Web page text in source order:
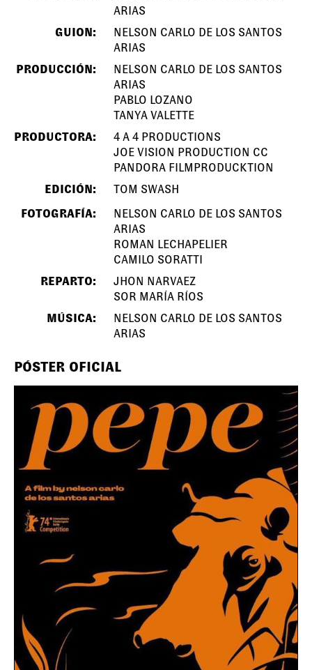
ARIAS
GUION:
NELSON CARLO DE LOS SANTOS
ARIAS
PRODUCCIÓN:
NELSON CARLO DE LOS SANTOS
ARIAS
PABLO LOZANO
TANYA VALETTE
PRODUCTORA:
4 A 4 PRODUCTIONS
JOE VISION PRODUCTION CC
PANDORA FILMPRODUCKTION
EDICIÓN:
TOM SWASH
FOTOGRAFÍA:
NELSON CARLO DE LOS SANTOS
ARIAS
ROMAN LECHAPELIER
CAMILO SORATTI
REPARTO:
JHON NARVAEZ
SOR MARÍA RÍOS
MÚSICA:
NELSON CARLO DE LOS SANTOS
ARIAS
PÓSTER OFICIAL